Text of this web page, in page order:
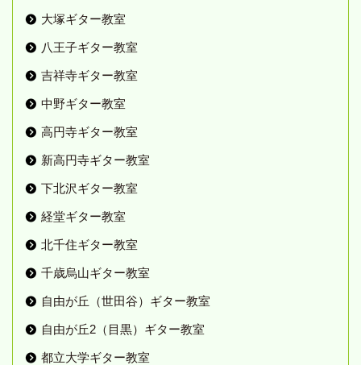
大塚ギター教室
八王子ギター教室
吉祥寺ギター教室
中野ギター教室
高円寺ギター教室
新高円寺ギター教室
下北沢ギター教室
経堂ギター教室
北千住ギター教室
千歳烏山ギター教室
自由が丘（世田谷）ギター教室
自由が丘2（目黒）ギター教室
都立大学ギター教室